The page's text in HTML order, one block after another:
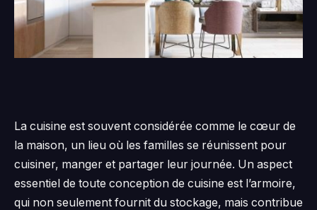
La cuisine est souvent considérée comme le cœur de
la maison, un lieu où les familles se réunissent pour
cuisiner, manger et partager leur journée. Un aspect
essentiel de toute conception de cuisine est l’armoire,
qui non seulement fournit du stockage, mais contribue